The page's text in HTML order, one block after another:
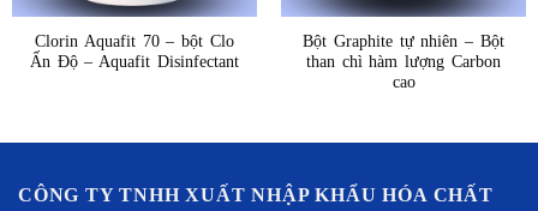
Clorin Aquafit 70 – bột Clo
Ấn Độ – Aquafit Disinfectant
Bột Graphite tự nhiên – Bột
than chì hàm lượng Carbon
cao
CÔNG TY TNHH XUẤT NHẬP KHẨU HÓA CHẤT